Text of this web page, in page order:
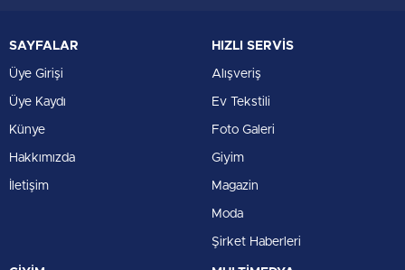
SAYFALAR
Üye Girişi
Üye Kaydı
Künye
Hakkımızda
İletişim
HIZLI SERVİS
Alışveriş
Ev Tekstili
Foto Galeri
Giyim
Magazin
Moda
Şirket Haberleri